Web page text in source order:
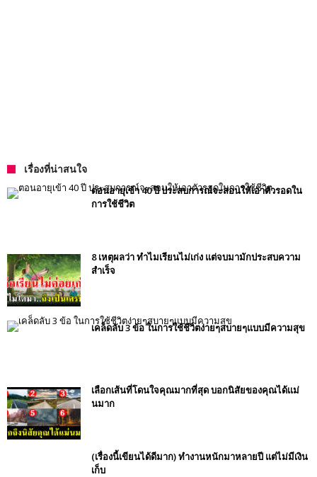
เรื่องที่น่าสนใจ
ตอนอายุเข้า 40 ปี ประสบการณ์จะสอนให้เอาตัวรอดใน
การใช้ชีวิต
8 เหตุผลว่า ทำไมเรียนไม่เก่ง แต่จบมามักประสบความ
สำเร็จ
เคล็ดลับ 3 ข้อ ในการใช้ชีวิตง่ายๆสบายๆแบบมีความสุข
เลือกเส้นที่โดนใจคุณมากที่สุด บอกนิสัยของคุณได้เเม่
นมาก
(เรื่องนี้เขียนได้ดีมาก) ทำงานหนักมาหลายปี แต่ไม่มีเงิน
เก็บ